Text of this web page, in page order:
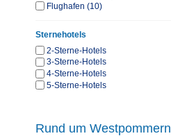
Flughafen (10)
Sternehotels
2-Sterne-Hotels
3-Sterne-Hotels
4-Sterne-Hotels
5-Sterne-Hotels
Rund um Westpommern